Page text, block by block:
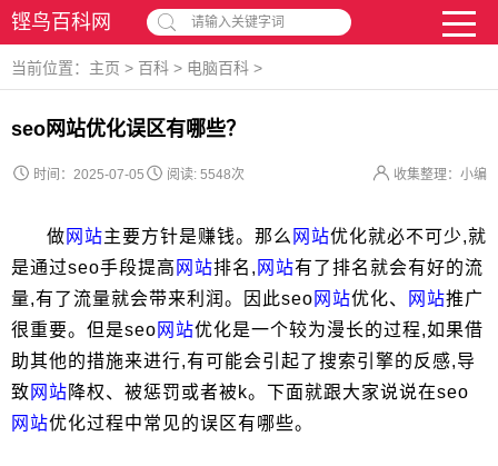
铿鸟百科网 请输入关键字词
当前位置： 主页 > 百科 > 电脑百科 >
seo网站优化误区有哪些？
时间：2025-07-05 收集整理：小编
阅读: 5548次
做 网站主要方针是赚钱。那么 网站优化就必不可少,就
是通过seo手段提高 网站排名, 网站有了排名就会有好的流
量,有了流量就会带来利润。因此seo 网站优化、 网站推广
很重要。但是seo 网站优化是一个较为漫长的过程,如果借
助其他的措施来进行,有可能会引起了搜索引擎的反感,导
致 网站 降权、被惩罚或者被k。下面就跟大家说说在seo
网站优化过程中常见的误区有哪些。